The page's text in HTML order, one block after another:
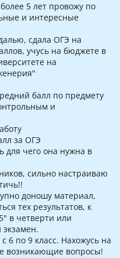
5 лет провожу по
и интересные
сдала ОГЭ на
учусь на бюджете в
на
балл по предмету
и
за ОГЭ
для чего она нужна в
сильно настраиваю
доношу материал,
тех результатов, к
в четверти или
6 по 9 класс. Hахожусь на
возникающие вопросы!